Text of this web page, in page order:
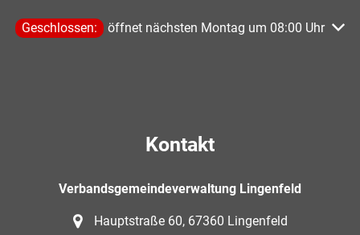
Klicken, um weitere Öffnungs- oder Schließzeiten
Geschlossen: öffnet nächsten Montag um 08:00 Uhr
Kontakt
Verbandsgemeindeverwaltung Lingenfeld
Hauptstraße 60, 67360 Lingenfeld